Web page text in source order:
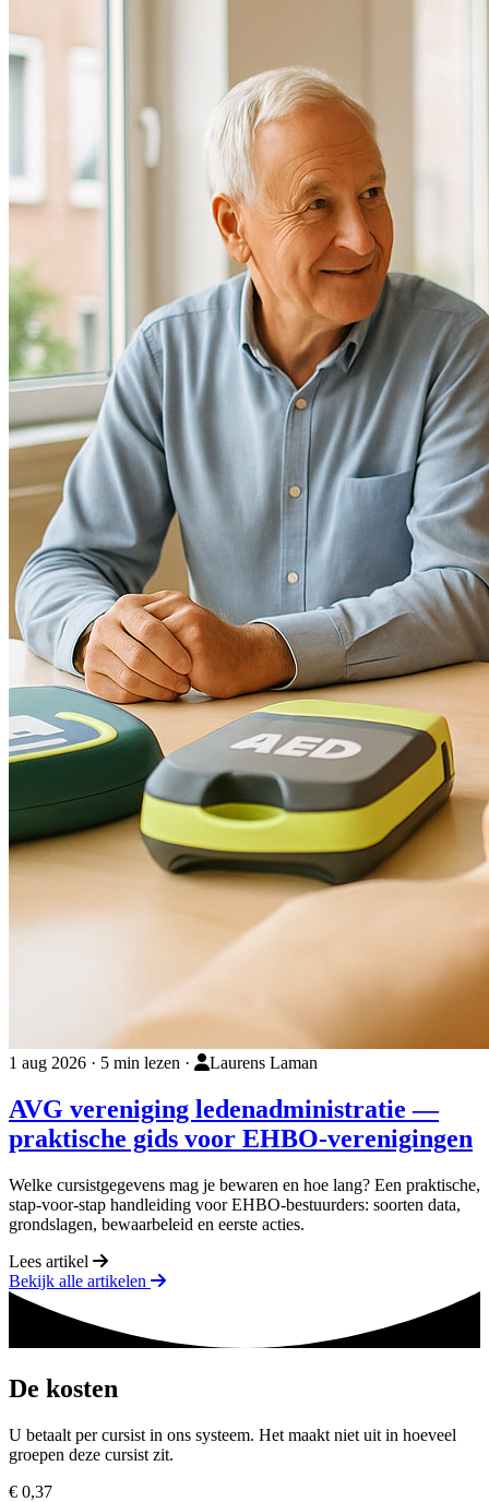
1 aug 2026 · 5 min lezen · Laurens Laman
AVG vereniging ledenadministratie —
praktische gids voor EHBO-verenigingen
Welke cursistgegevens mag je bewaren en hoe lang? Een praktische,
stap-voor-stap handleiding voor EHBO-bestuurders: soorten data,
grondslagen, bewaarbeleid en eerste acties.
Lees artikel
Bekijk alle artikelen
De kosten
U betaalt per cursist in ons systeem. Het maakt niet uit in hoeveel
groepen deze cursist zit.
€ 0,37